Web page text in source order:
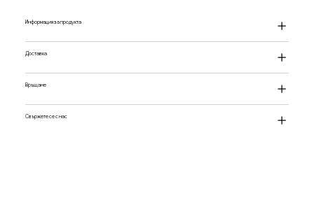
Информация за продукта
Доставка
Връщане
Свържете се с нас